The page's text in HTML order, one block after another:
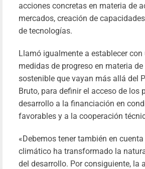
acciones concretas en materia de
mercados, creación de
de tecnologías.
Llamó igualmente a establecer con
medidas de progreso en materia
sostenible que vayan más allá del
Bruto, para definir el acceso de los
desarrollo a la financiación en
favorables y a la cooperación
«Debemos tener también en
climático ha transformado la
del desarrollo. Por consiguiente, la